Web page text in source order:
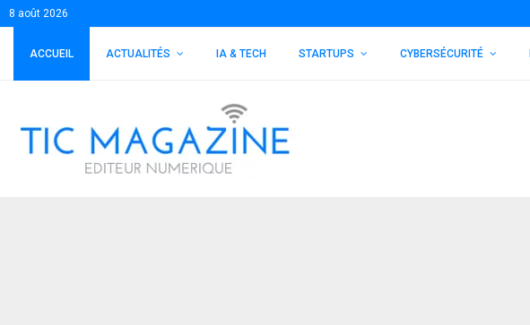
8 août 2026
ACCUEIL ACTUALITÉS IA & TECH STARTUPS CYBERSÉCURITÉ